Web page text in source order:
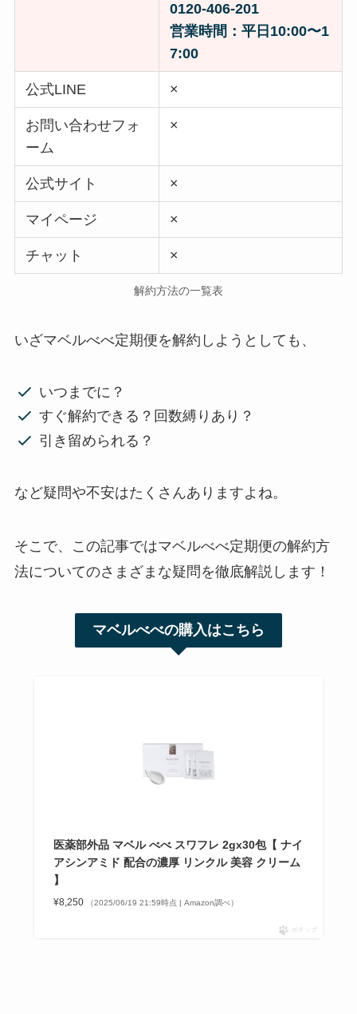
0120-406-201
営業時間：平日10:00〜1
7:00
公式LINE ×
お問い合わせフォ
ーム
×
公式サイト ×
マイページ ×
チャット ×
解約方法の一覧表
いざマベルべべ定期便を解約しようとしても、
いつまでに？
すぐ解約できる？回数縛りあり？
引き留められる？
など疑問や不安はたくさんありますよね。
そこで、この記事ではマベルべべ定期便の解約方
法についてのさまざまな疑問を徹底解説します！
マベルべべの購入はこちら
医薬部外品 マベル べべ スワフレ 2gx30包【 ナイ
アシンアミド 配合の濃厚 リンクル 美容 クリーム
】
¥8,250 （2025/06/19 21:59時点 | Amazon調べ）
ポチップ